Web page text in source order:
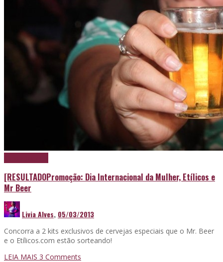
[RESULTADOPromoção: Dia Internacional da Mulher, Etílicos e
Mr Beer
Livia Alves, 05/03/2013
Concorra a 2 kits exclusivos de cervejas especiais que o Mr. Beer
e o Etílicos.com estão sorteando!
LEIA MAIS 3 Comments